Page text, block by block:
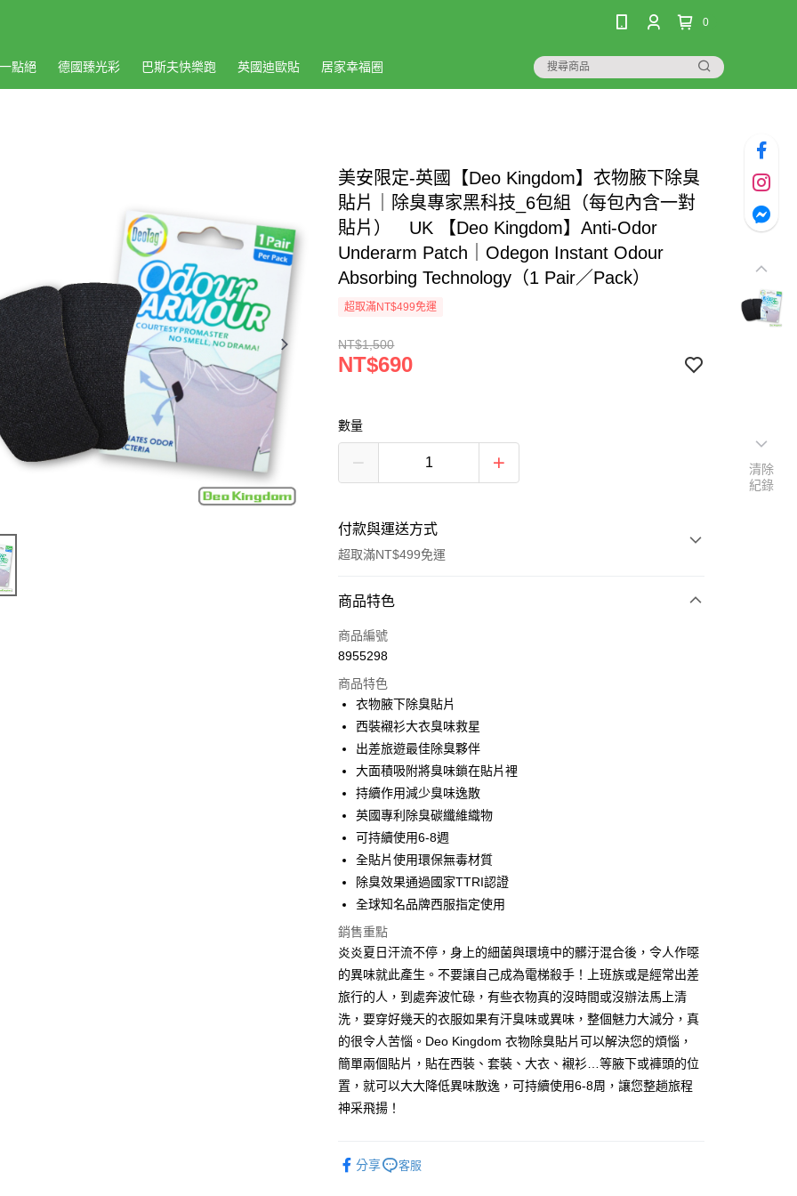
0
點絕 德國臻光彩 巴斯夫快樂跑 英國迪歐貼 居家幸福圈
美安限定-英國【Deo Kingdom】衣物腋下除臭
貼片｜除臭專家黑科技_6包組（每包內含一對
貼片） UK 【Deo Kingdom】Anti-Odor
Underarm Patch｜Odegon Instant Odour
Absorbing Technology（1 Pair／Pack）
超取滿NT$499免運
NT$1,500
NT$690
數量
付款與運送方式
超取滿NT$499免運
付款方式
信用卡一次付款
LINE Pay
Apple Pay
街口支付
悠遊付
Google Pay
AFTEE先享後付
相關說明
【關於「AFTEE先享後付」】
便利好安心！
１．簡單：不需註冊會員、不需綁卡、不需儲值。
２．便利：只要手機號碼，簡訊認證，即可結帳。
３．安心：先確認商品／服務後，再付款。
【「AFTEE先享後付」結帳流程】
付」結帳頁面，進行簡訊認證並確認金額後，即可完成結帳。
２．訂單成立數日內，您將收到繳費通知簡訊。
３．收到繳費通知簡訊後14天內，點擊此簡訊中的連結，可透過四大超商
／ATM／網路銀行／等多元方式進行付款，方視為交易完成。
※ 請注意：結帳手續完成當下不需立刻繳費，但若您需要取消訂單，請聯
※ 交易是否成功請以「AFTEE先享後付 」之結帳頁面顯示為準，若有關於
是否繳費成功／繳費後需取消欲退款等相關疑問，請聯繫「AFTEE先享後
ATM付款
運送方式
全家取貨付款
每筆NT$60，滿NT$499(含以上)免運費
7-11取貨付款
每筆NT$60，滿NT$499(含以上)免運費
商品特色
商品編號
8955298
商品特色
衣物腋下除臭貼片
西裝襯衫大衣臭味救星
出差旅遊最佳除臭夥伴
大面積吸附將臭味鎖在貼片裡
持續作用減少臭味逸散
英國專利除臭碳纖維織物
可持續使用6-8週
全貼片使用環保無毒材質
除臭效果通過國家TTRI認證
全球知名品牌西服指定使用
銷售重點
炎炎夏日汗流不停，身上的細菌與環境中的髒汙混合後，令人作噁
的異味就此產生。不要讓自己成為電梯殺手！上班族或是經常出差
旅行的人，到處奔波忙碌，有些衣物真的沒時間或沒辦法馬上清
洗，要穿好幾天的衣服如果有汗臭味或異味，整個魅力大減分，真
的很令人苦惱。Deo Kingdom 衣物除臭貼片可以解決您的煩惱，
簡單兩個貼片，貼在西裝、套裝、大衣、襯衫…等腋下或褲頭的位
置，就可以大大降低異味散逸，可持續使用6-8周，讓您整趟旅程
神采飛揚！
分享 客服
清除
紀錄